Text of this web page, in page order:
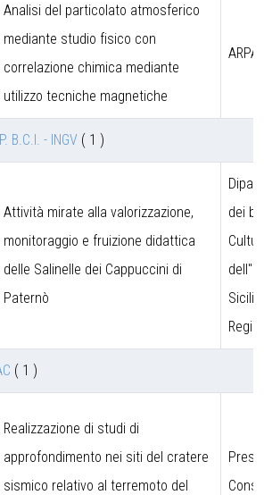
Analisi del particolato atmosferico
mediante studio fisico con
correlazione chimica mediante
utilizzo tecniche magnetiche
ARPA
B.C.I. - INGV ( 1 )
Attività mirate alla valorizzazione,
monitoraggio e fruizione didattica
delle Salinelle dei Cappuccini di
Paternò
dei
( 1 )
Realizzazione di studi di
approfondimento nei siti del cratere
sismico relativo al terremoto del